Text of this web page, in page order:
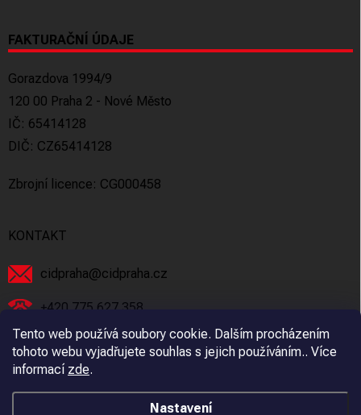
Tento web používá soubory cookie. Dalším procházením
tohoto webu vyjadřujete souhlas s jejich používáním.. Více
informací zde.
Nastavení
FAKTURAČNÍ ÚDAJE
Gorazdova 1994/9
120 00 Praha 2 - Nové Město
IČ: 65414128
DIČ: CZ65414128
Zbrojní licence: CG000458
KONTAKT
cidpraha@cidpraha.cz
+420 775 627 358
Facebook
cidpraha_zbrane